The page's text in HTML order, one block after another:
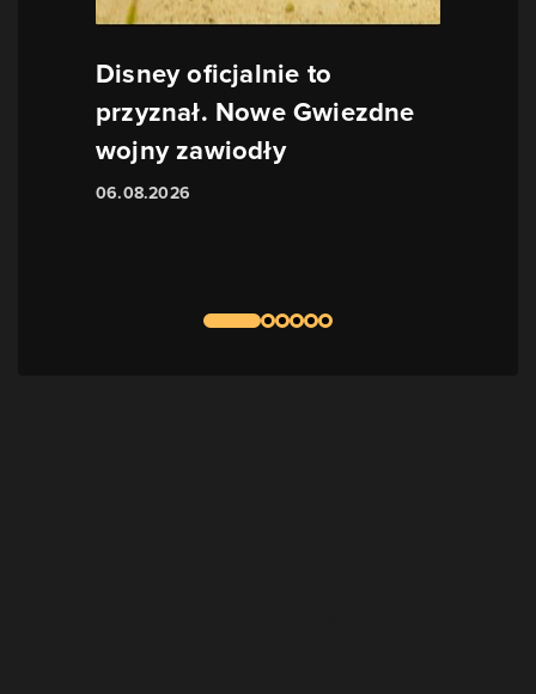
Disney oficjalnie to
przyznał. Nowe Gwiezdne
wojny zawiodły
06.08.2026